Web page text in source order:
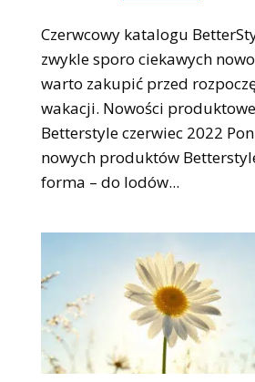
Czerwcowy katalogu
zwykle sporo ciekawych
warto zakupić przed
wakacji. Nowości
Betterstyle czerwiec 2022
nowych produktów
forma – do lodów...